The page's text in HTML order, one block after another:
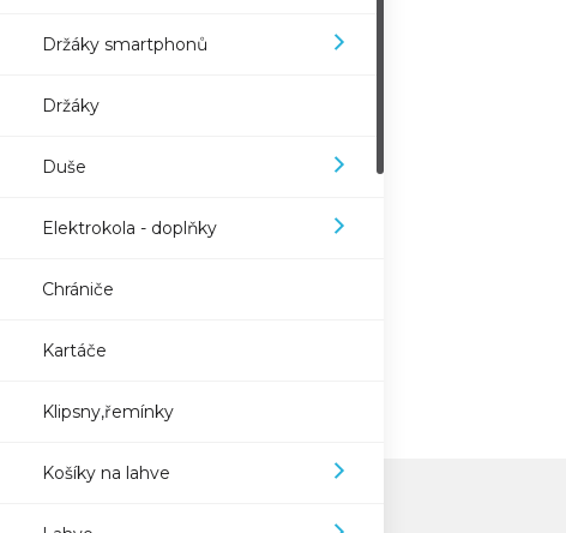
Držáky smartphonů
Držáky
Duše
Elektrokola - doplňky
Chrániče
Kartáče
Klipsny,řemínky
Košíky na lahve